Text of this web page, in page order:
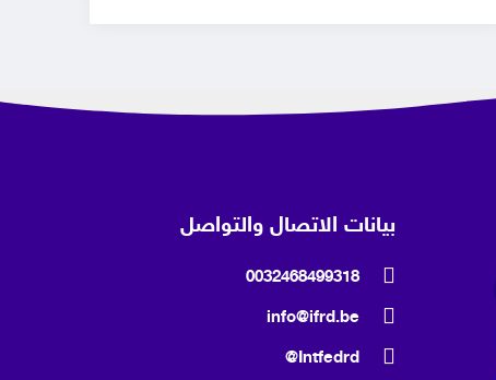
بيانات الاتصال والتواصل
0032468499318
info@ifrd.be
Intfedrd@